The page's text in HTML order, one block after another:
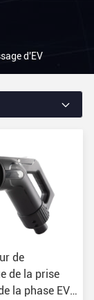
d'EV
de
de la prise
la phase EV